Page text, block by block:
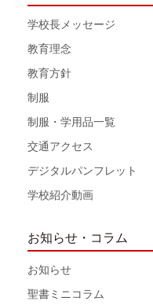
学校長メッセージ
教育理念
教育方針
制服
制服・学用品一覧
交通アクセス
デジタルパンフレット
学校紹介動画
お知らせ・コラム
お知らせ
聖書ミニコラム